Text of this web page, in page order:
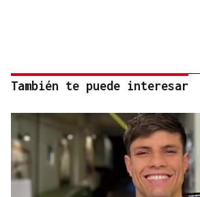
También te puede interesar